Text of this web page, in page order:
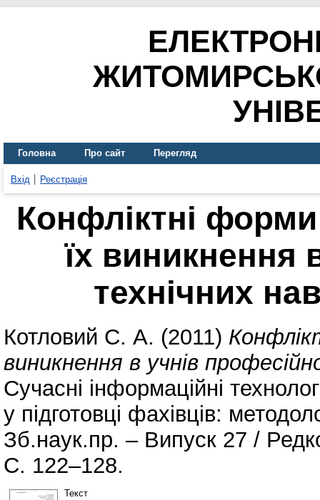
Головна Про сайт Перегляд
Вхід Реєстрація
Конфліктні
їх виникнення
технічних
Котловий С. А. (2011)
виникнення в учнів
Сучасні інформаційні
у підготовці фахівців:
Зб.наук.пр. – Випуск 27 /
С. 122–128.
Текст